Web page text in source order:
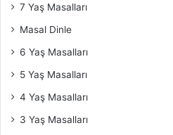
7 Yaş Masalları
Masal Dinle
6 Yaş Masalları
5 Yaş Masalları
4 Yaş Masalları
3 Yaş Masalları